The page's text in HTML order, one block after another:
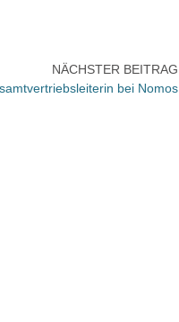
NÄCHSTER BEITRAG
bei Nomos